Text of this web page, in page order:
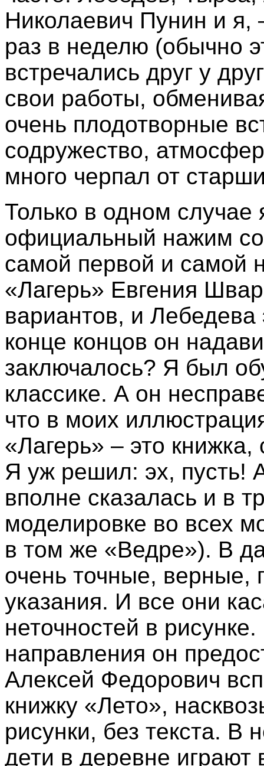
Николаевич Пунин и я,
раз в неделю (обычно
встречались друг у
свои работы,
очень плодотворные
содружество,
много черпал от
Только в одном случае
официальный нажим
самой первой и самой
«Лагерь» Евгения
вариантов, и
конце концов он
заключалось? Я был
классике. А он
что в моих
«Лагерь» – это
Я уж решил: эх, пусть!
вполне сказалась и в
моделировке во всех
в том же «Ведре»). В
очень точные,
указания. И все они
неточностей в
направления он
Алексей Федорович
книжку «Лето»,
рисунки, без текста. В
дети в деревне играют